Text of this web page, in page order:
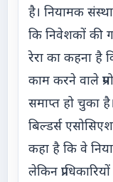
है। नियामक
कि निवेशकों की
रेरा का कहना है
काम करने वाले
समाप्त हो चुका
बिल्डर्स
कहा है कि वे
लेकिन